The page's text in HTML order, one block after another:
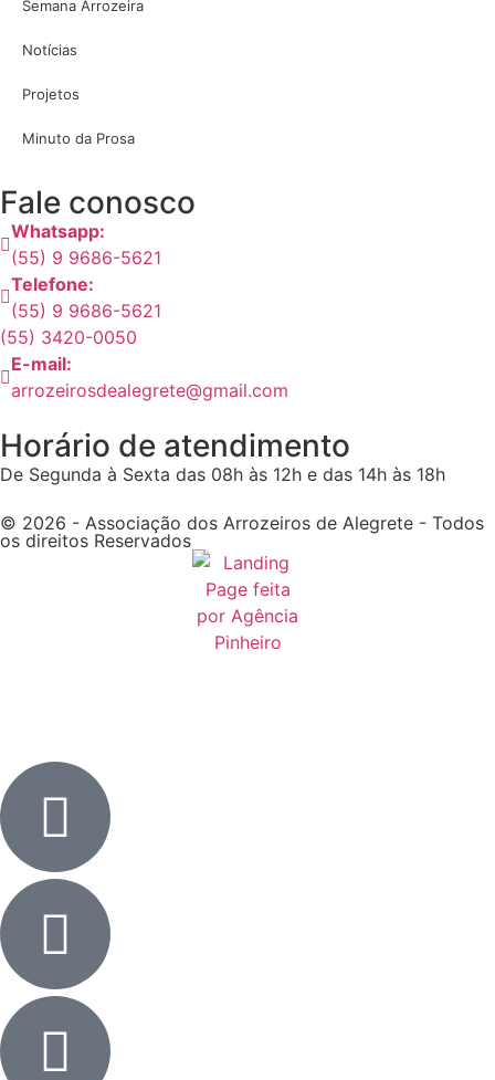
Semana Arrozeira
Notícias
Projetos
Minuto da Prosa
Fale conosco
Whatsapp:
(55) 9 9686-5621
Telefone:
(55) 9 9686-5621
(55) 3420-0050
E-mail:
arrozeirosdealegrete@gmail.com
Horário de atendimento
De Segunda à Sexta das 08h às 12h e das 14h às 18h
© 2026 - Associação dos Arrozeiros de Alegrete - Todos
os direitos Reservados